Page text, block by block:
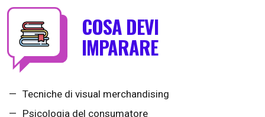
COSA DEVI
IMPARARE
Tecniche di visual merchandising
Psicologia del consumatore